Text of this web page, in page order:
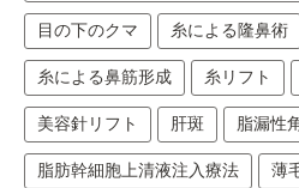
目の下のクマ 糸による隆鼻術
糸による鼻筋形成 糸リフト
美容針リフト 肝斑 脂漏性
脂肪幹細胞上清液注入療法 薄